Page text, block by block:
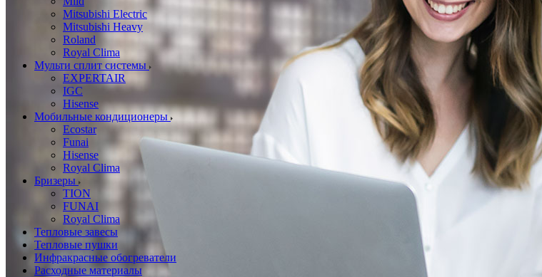
Mitsubishi Electric
Mitsubishi Heavy
Roland
Royal Clima
Мульти сплит системы
EXPERTAIR
IGC
Hisense
Мобильные кондиционеры
Ecostar
Funai
Hisense
Royal Clima
Бризеры
TION
FUNAI
Royal Clima
Тепловые завесы
Тепловые пушки
Инфракрасные обогреватели
Расходные материалы